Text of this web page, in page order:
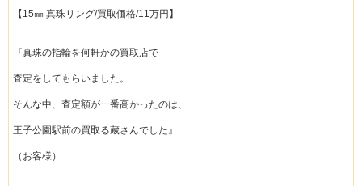
【15㎜ 真珠リング/買取価格/11万円】
『真珠の指輪を何軒かの買取店で
査定をしてもらいました。
そんな中、査定額が一番高かったのは、
王子公園駅前の買取る蔵さんでした』
（お客様）